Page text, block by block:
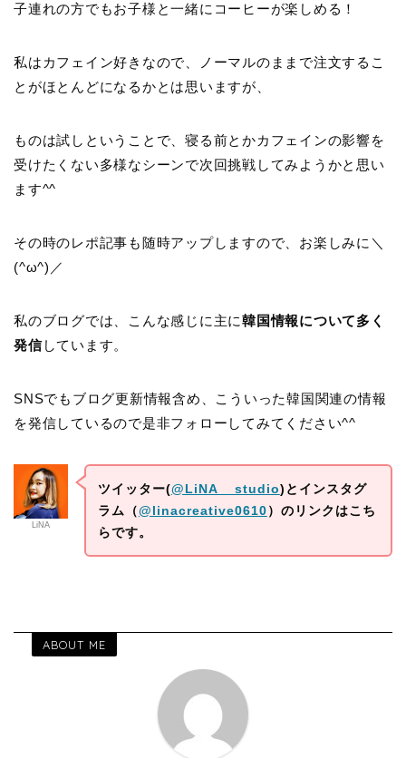
子連れの方でもお子様と一緒にコーヒーが楽しめる！
私はカフェイン好きなので、ノーマルのままで注文するこ
とがほとんどになるかとは思いますが、
ものは試しということで、寝る前とかカフェインの影響を
受けたくない多様なシーンで次回挑戦してみようかと思い
ます^^
その時のレポ記事も随時アップしますので、お楽しみに＼
(^ω^)／
私のブログでは、こんな感じに主に韓国情報について多く
発信しています。
SNSでもブログ更新情報含め、こういった韓国関連の情報
を発信しているので是非フォローしてみてください^^
LiNA
ツイッター(@LiNA__studio)とインスタグ
ラム（@linacreative0610）のリンクはこち
らです。
ABOUT ME